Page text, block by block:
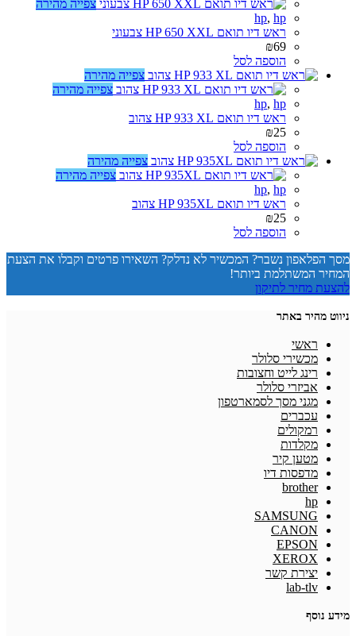
צפייה מהירה
hp, hp
ראש דיו תואם HP 650 XXL צבעוני
₪69
הוספה לסל
צפייה מהירה
צפייה מהירה
hp, hp
ראש דיו תואם HP 933 XL צהוב
₪25
הוספה לסל
צפייה מהירה
צפייה מהירה
hp, hp
ראש דיו תואם HP 935XL צהוב
₪25
הוספה לסל
מסך הפלאפון נשבר? המכשיר לא נדלק? השאירו פרטים וקבלו את הצעת
המחיר המשתלמת ביותר!
להצעת מחיר לתיקון
ניווט מהיר באתר
ראשי
מכשירי סלולר
רינג לייט וחצובות
אביזרי סלולר
מגני מסך לסמארטפון
עכברים
רמקולים
מקלדות
מטען קיר
מדפסות דיו
brother
hp
SAMSUNG
CANON
EPSON
XEROX
יצירת קשר
lab-tlv
מידע נוסף